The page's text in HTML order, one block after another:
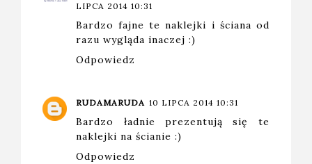
LIPCA 2014 10:31
Bardzo fajne te naklejki i ściana od
razu wygląda inaczej :)
Odpowiedz
RUDAMARUDA 10 LIPCA 2014 10:31
Bardzo ładnie prezentują się te
naklejki na ścianie :)
Odpowiedz